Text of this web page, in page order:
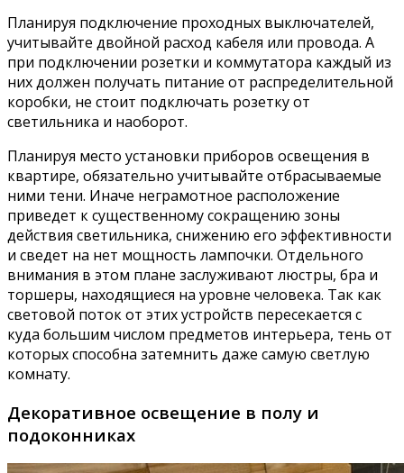
Планируя подключение проходных выключателей,
учитывайте двойной расход кабеля или провода. А
при подключении розетки и коммутатора каждый из
них должен получать питание от распределительной
коробки, не стоит подключать розетку от
светильника и наоборот.
Планируя место установки приборов освещения в
квартире, обязательно учитывайте отбрасываемые
ними тени. Иначе неграмотное расположение
приведет к существенному сокращению зоны
действия светильника, снижению его эффективности
и сведет на нет мощность лампочки. Отдельного
внимания в этом плане заслуживают люстры, бра и
торшеры, находящиеся на уровне человека. Так как
световой поток от этих устройств пересекается с
куда большим числом предметов интерьера, тень от
которых способна затемнить даже самую светлую
комнату.
Декоративное освещение в полу и
подоконниках